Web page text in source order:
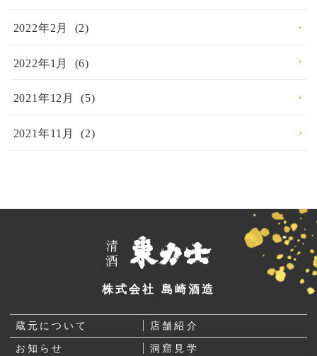
2022年2月 (2)
2022年1月 (6)
2021年12月 (5)
2021年11月 (2)
株式会社 島崎酒造
蔵元について 店舗紹介
お知らせ 洞窟見学